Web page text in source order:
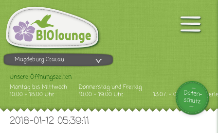
Magdeburg Cracau
Unsere Öffnungszeiten
Montag bis Mittwoch
10.00 - 18.00 Uhr
Donnerstag und Freitag
10.00 - 19.00 Uhr
13.07. - 09.08.2026
Daten-
schutz
2018-01-12 05:39:11